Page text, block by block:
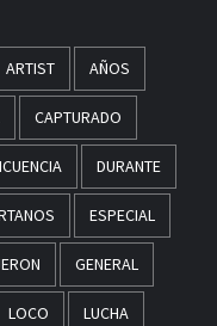
ARTIST AÑOS
CAPTURADO
DURANTE
ESPECIAL
GENERAL
LOCO LUCHA